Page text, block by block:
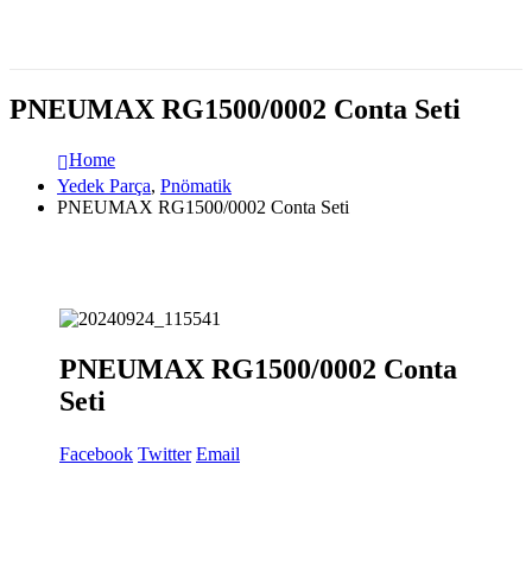
PNEUMAX RG1500/0002 Conta Seti
Home
Yedek Parça, Pnömatik
PNEUMAX RG1500/0002 Conta Seti
PNEUMAX RG1500/0002 Conta
Seti
Facebook Twitter Email